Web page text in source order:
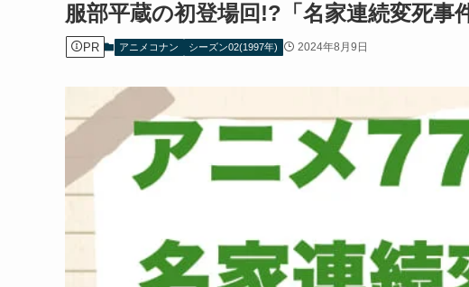
服部平蔵の初登場回!?「名家連続変死事
PR アニメコナン シーズン02(1997年) 2024年8月9日